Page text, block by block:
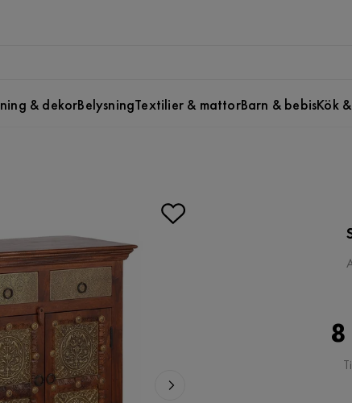
& dekorBelysningTextilier & mattorBarn & bebisKök